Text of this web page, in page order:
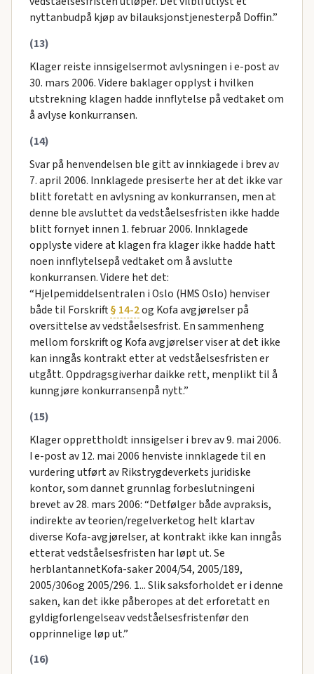
nyttanbudpå kjøp av bilauksjonstjenesterpå Doffin.”
(13)
Klager reiste innsigelsermot avlysningen i e-post av
30. mars 2006. Videre baklager opplyst i hvilken
utstrekning klagen hadde innflytelse på vedtaket om
å avlyse konkurransen.
(14)
Svar på henvendelsen ble gitt av innkiagede i brev av
7. april 2006. Innklagede presiserte her at det ikke var
blitt foretatt en avlysning av konkurransen, men at
denne ble avsluttet da vedståelsesfristen ikke hadde
blitt fornyet innen 1. februar 2006. Innklagede
opplyste videre at klagen fra klager ikke hadde hatt
noen innflytelsepå vedtaket om å avslutte
konkurransen. Videre het det:
“Hjelpemiddelsentralen i Oslo (HMS Oslo) henviser
både til Forskrift§ 14-2og Kofa avgjørelser på
oversittelse av vedståelsesfrist. En sammenheng
mellom forskrift og Kofa avgjørelser viser at det ikke
kan inngås kontrakt etter at vedståelsesfristen er
utgått. Oppdragsgiverhar daikke rett, menplikt til å
kunngjøre konkurransenpå nytt.”
(15)
Klager opprettholdt innsigelser i brev av 9. mai 2006.
I e-post av 12. mai 2006 henviste innklagede til en
vurdering utført av Rikstrygdeverkets juridiske
kontor, som dannet grunnlag forbeslutningeni
brevet av 28. mars 2006: “Detfølger både avpraksis,
indirekte av teorien/regelverketog helt klartav
diverse Kofa-avgjørelser, at kontrakt ikke kan inngås
etterat vedståelsesfristen har løpt ut. Se
herblantannetKofa-saker 2004/54, 2005/189,
2005/306og 2005/296. 1... Slik saksforholdet er i denne
saken, kan det ikke påberopes at det erforetatt en
gyldigforlengelseav vedståelsesfristenfør den
opprinnelige løp ut.”
(16)